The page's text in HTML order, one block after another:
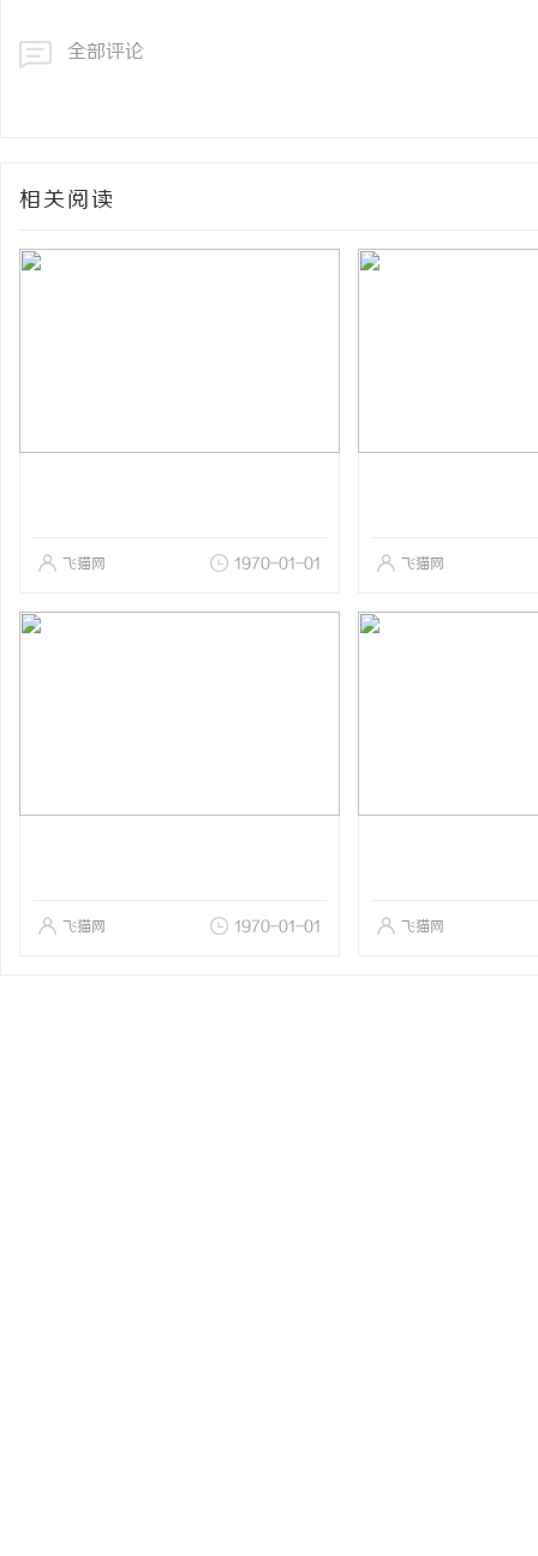
全部评论
相关阅读
飞猫网 1970-01-01 飞猫网
飞猫网 1970-01-01 飞猫网